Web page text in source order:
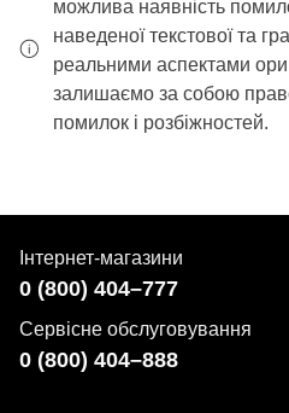
можлива наявність
наведеної текстової та
реальними аспектами
залишаємо за собою
помилок і розбіжностей.
Інтернет-магазини
0 (800) 404–777
Сервісне обслуговування
0 (800) 404–888